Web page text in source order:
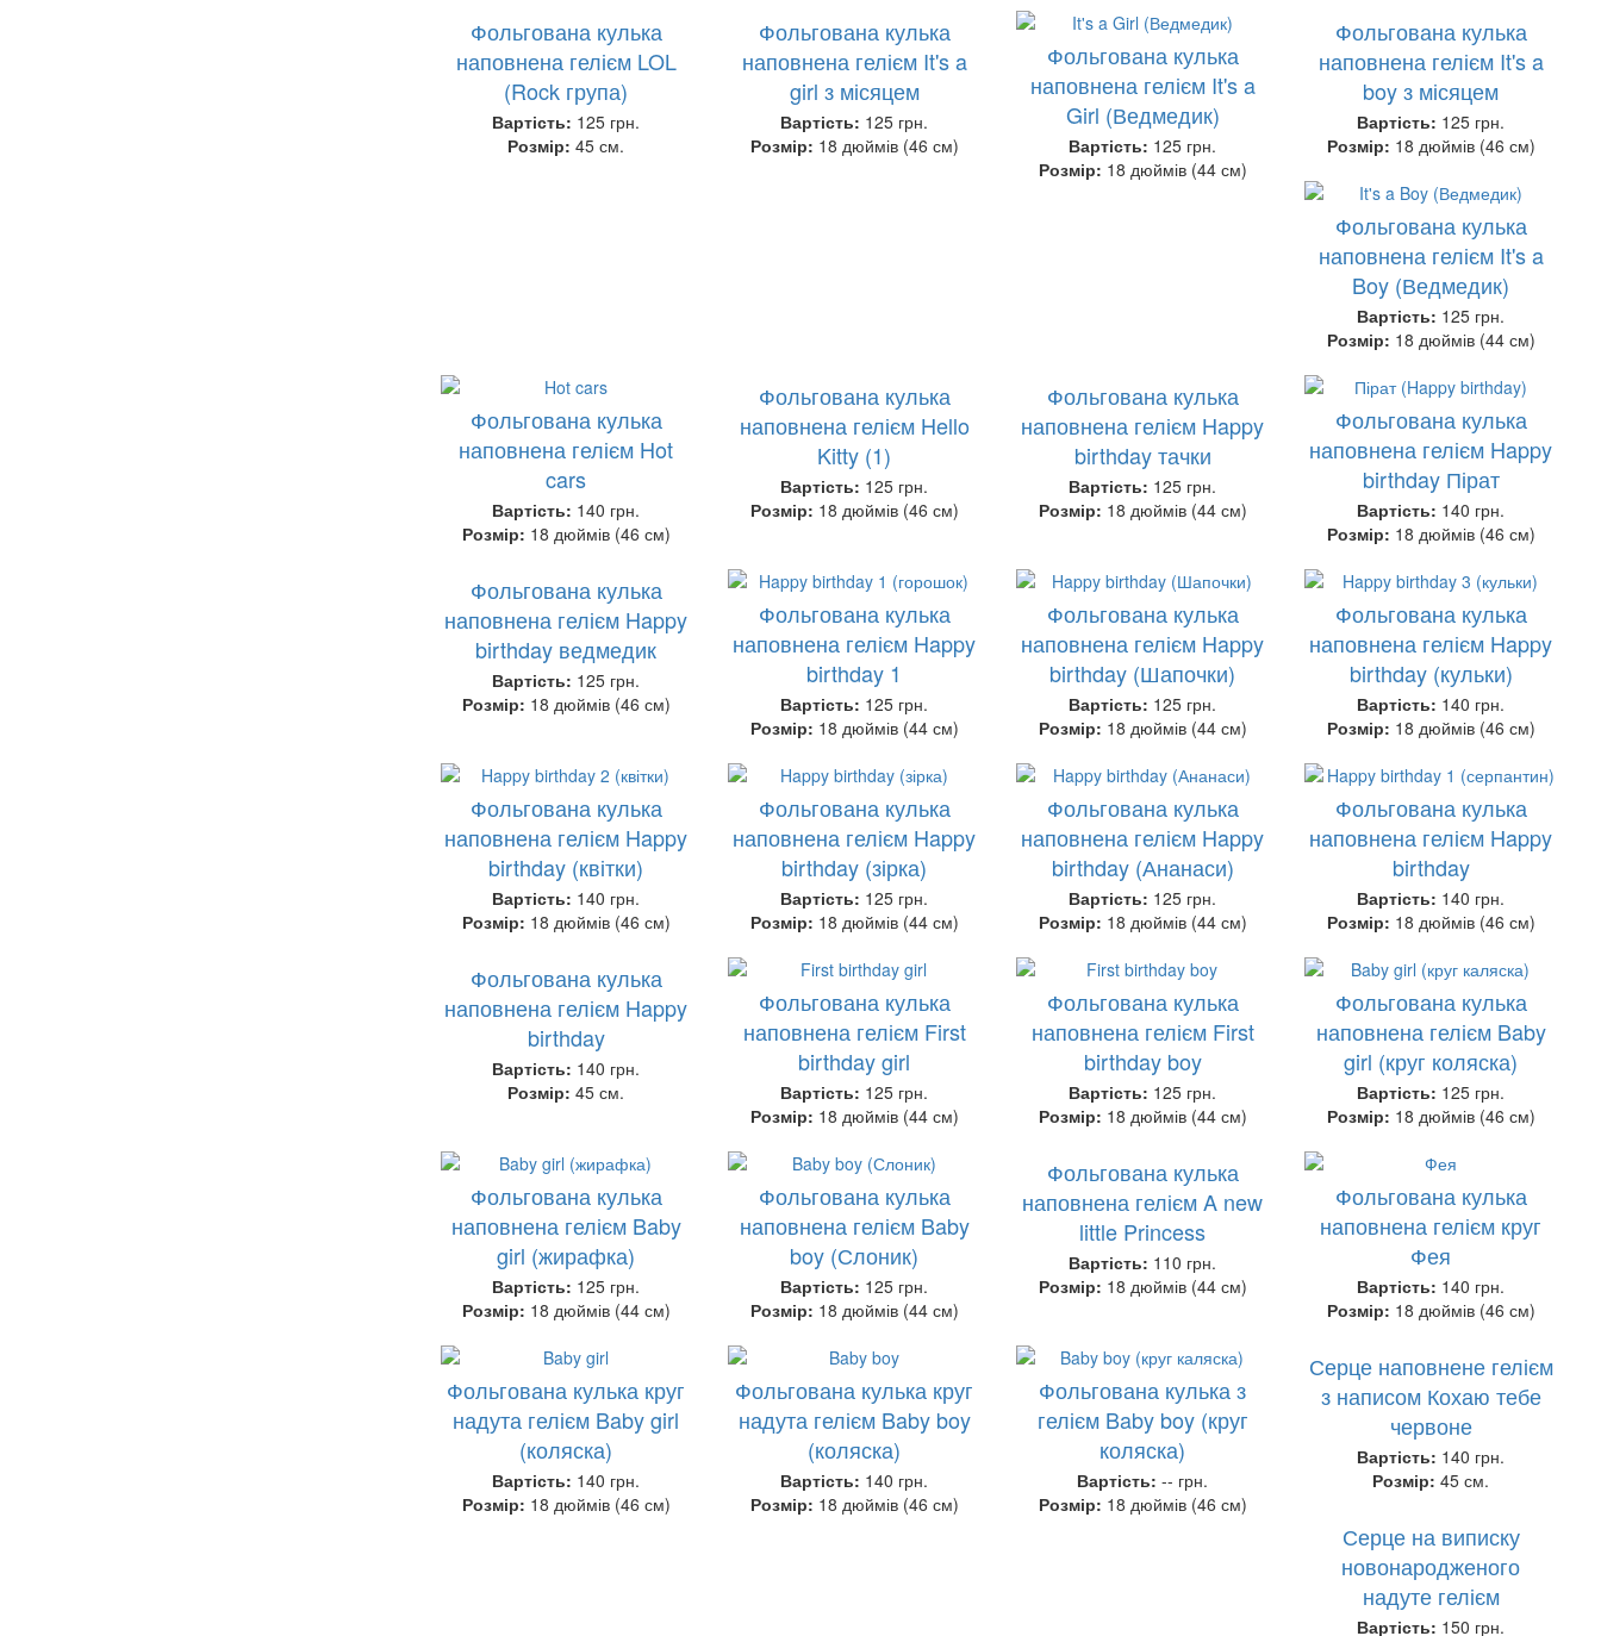
Фольгована кулька
наповнена гелієм LOL
(Rock група)
Вартість: 125 грн.
Розмір:45 см.
Фольгована кулька
наповнена гелієм It's a
girl з місяцем
Вартість: 125 грн.
Розмір: 18 дюймів (46 см)
Фольгована кулька
наповнена гелієм It's a
Girl (Ведмедик)
Вартість: 125 грн.
Розмір: 18 дюймів (44 см)
Фольгована кулька
наповнена гелієм It's a
boy з місяцем
Вартість: 125 грн.
Розмір: 18 дюймів (46 см)
Фольгована кулька
наповнена гелієм It's a
Boy (Ведмедик)
Вартість: 125 грн.
Розмір: 18 дюймів (44 см)
Фольгована кулька
наповнена гелієм Hot
cars
Вартість: 140 грн.
Розмір: 18 дюймів (46 см)
Фольгована кулька
наповнена гелієм Hello
Kitty (1)
Вартість: 125 грн.
Розмір: 18 дюймів (46 см)
Фольгована кулька
наповнена гелієм Happy
birthday тачки
Вартість: 125 грн.
Розмір: 18 дюймів (44 см)
Фольгована кулька
наповнена гелієм Happy
birthday Пірат
Вартість: 140 грн.
Розмір: 18 дюймів (46 см)
Фольгована кулька
наповнена гелієм Happy
birthday ведмедик
Вартість: 125 грн.
Розмір: 18 дюймів (46 см)
Фольгована кулька
наповнена гелієм Happy
birthday 1
Вартість: 125 грн.
Розмір: 18 дюймів (44 см)
Фольгована кулька
наповнена гелієм Happy
birthday (Шапочки)
Вартість: 125 грн.
Розмір: 18 дюймів (44 см)
Фольгована кулька
наповнена гелієм Happy
birthday (кульки)
Вартість: 140 грн.
Розмір: 18 дюймів (46 см)
Фольгована кулька
наповнена гелієм Happy
birthday (квітки)
Вартість: 140 грн.
Розмір: 18 дюймів (46 см)
Фольгована кулька
наповнена гелієм Happy
birthday (зірка)
Вартість: 125 грн.
Розмір: 18 дюймів (44 см)
Фольгована кулька
наповнена гелієм Happy
birthday (Ананаси)
Вартість: 125 грн.
Розмір: 18 дюймів (44 см)
Фольгована кулька
наповнена гелієм Happy
birthday
Вартість: 140 грн.
Розмір: 18 дюймів (46 см)
Фольгована кулька
наповнена гелієм Happy
birthday
Вартість: 140 грн.
Розмір:45 см.
Фольгована кулька
наповнена гелієм First
birthday girl
Вартість: 125 грн.
Розмір: 18 дюймів (44 см)
Фольгована кулька
наповнена гелієм First
birthday boy
Вартість: 125 грн.
Розмір: 18 дюймів (44 см)
Фольгована кулька
наповнена гелієм Baby
girl (круг коляска)
Вартість: 125 грн.
Розмір: 18 дюймів (46 см)
Фольгована кулька
наповнена гелієм Baby
girl (жирафка)
Вартість: 125 грн.
Розмір: 18 дюймів (44 см)
Фольгована кулька
наповнена гелієм Baby
boy (Слоник)
Вартість: 125 грн.
Розмір: 18 дюймів (44 см)
Фольгована кулька
наповнена гелієм A new
little Princess
Вартість: 110 грн.
Розмір: 18 дюймів (44 см)
Фольгована кулька
наповнена гелієм круг
Фея
Вартість: 140 грн.
Розмір: 18 дюймів (46 см)
Фольгована кулька круг
надута гелієм Baby girl
(коляска)
Вартість: 140 грн.
Розмір: 18 дюймів (46 см)
Фольгована кулька круг
надута гелієм Baby boy
(коляска)
Вартість: 140 грн.
Розмір: 18 дюймів (46 см)
Фольгована кулька з
гелієм Baby boy (круг
коляска)
Вартість:-- грн.
Розмір: 18 дюймів (46 см)
Серце наповнене гелієм
з написом Кохаю тебе
червоне
Вартість: 140 грн.
Розмір:45 см.
Серце на виписку
новонародженого
надуте гелієм
Вартість: 150 грн.